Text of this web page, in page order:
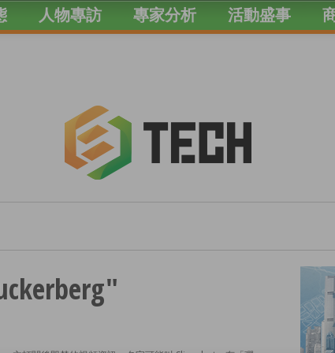
人物專訪 專家分析 活動盛事